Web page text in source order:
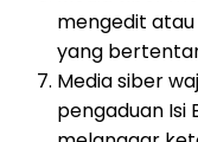
mengedit atau
yang
Media siber
pengaduan Isi